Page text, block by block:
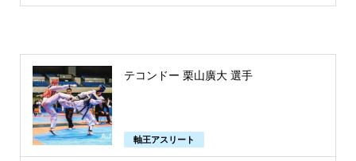
テコンドー 栗山廣大 選手
軸王アスリート